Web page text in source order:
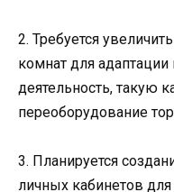
2. Требуется
комнат для
деятельность, такую
переоборудование
3. Планируется
личных кабинетов